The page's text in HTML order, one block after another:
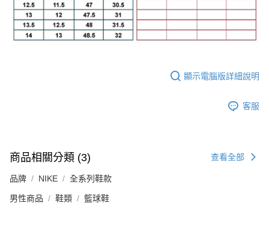
顯示電腦版詳細說明
客服
商品相關分類 (3) 查看全部
品牌 NIKE 全系列鞋款
男性商品 鞋類 籃球鞋